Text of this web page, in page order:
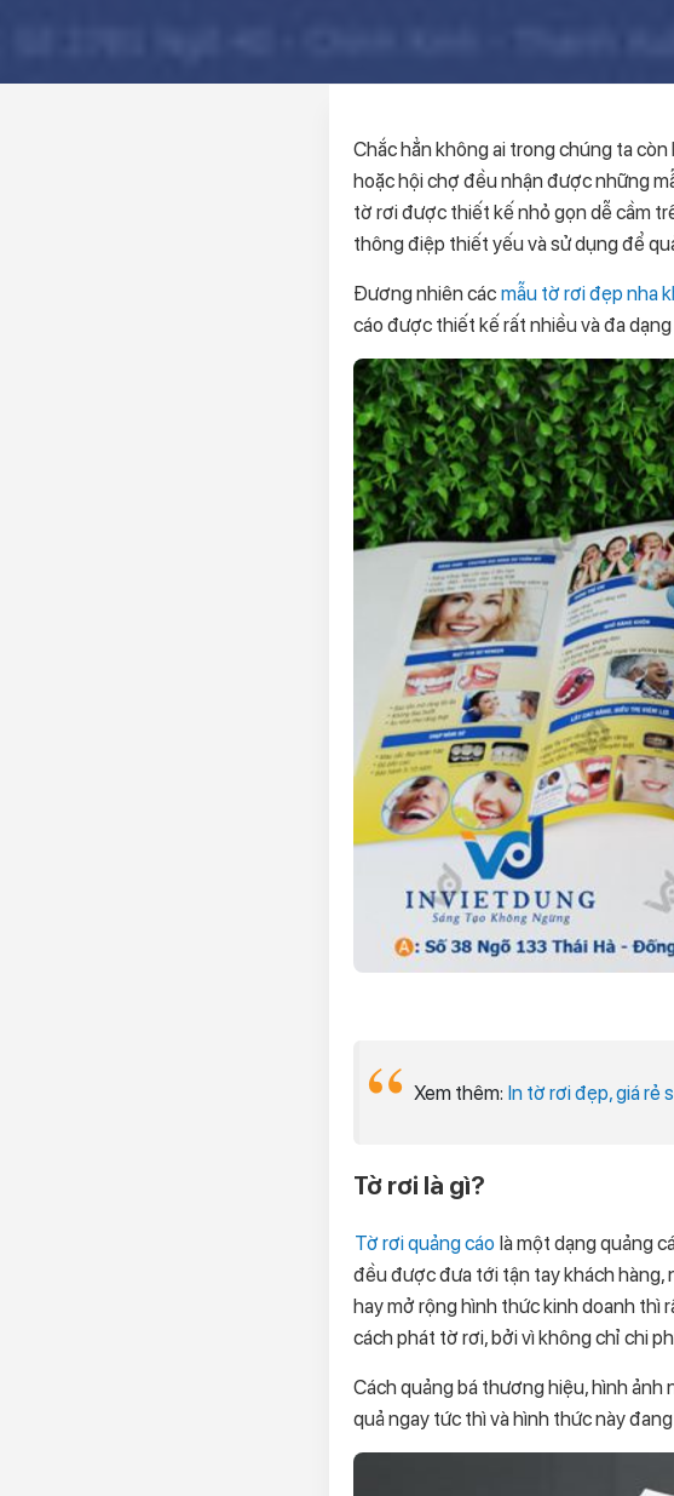
Chắc hẳn không ai trong chúng ta
hoặc hội chợ đều nhận được những
tờ rơi được thiết kế nhỏ gọn dễ cầm
thông điệp thiết yếu và sử dụng để
Đương nhiên các mẫu tờ rơi đẹp nha
cáo được thiết kế rất nhiều và đa
Xem thêm: In tờ rơi đẹp, giá rẻ
Tờ rơi là gì?
Tờ rơi quảng cáo là một dạng quảng
đều được đưa tới tận tay khách hàng,
hay mở rộng hình thức kinh doanh thì
cách phát tờ rơi, bởi vì không chỉ chi
Cách quảng bá thương hiệu, hình ảnh
quả ngay tức thì và hình thức này